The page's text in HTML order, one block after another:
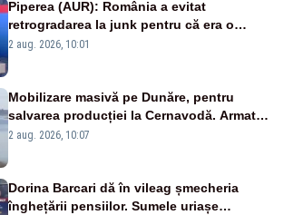
Piperea (AUR): România a evitat
retrogradarea la junk pentru că era o
catastrofă pentru bănci și fondurile de
2 aug. 2026, 10:01
Mobilizare masivă pe Dunăre, pentru
salvarea producției la Cernavodă. Armata
va detona o stâncă și va devia apa
2 aug. 2026, 10:07
Dorina Barcari dă în vileag șmecheria
înghețării pensiilor. Sumele uriașe